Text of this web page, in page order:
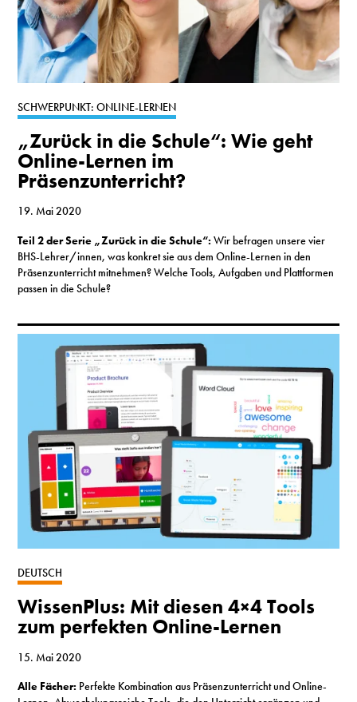
SCHWERPUNKT: ONLINE-LERNEN
„Zurück in die Schule“: Wie geht
Online-Lernen im
Präsenzunterricht?
19. Mai 2020
Teil 2 der Serie „Zurück in die Schule“: Wir befragen unsere vier
BHS-Lehrer/innen, was konkret sie aus dem Online-Lernen in den
Präsenzunterricht mitnehmen? Welche Tools, Aufgaben und Plattformen
passen in die Schule?
DEUTSCH
WissenPlus: Mit diesen 4×4 Tools
zum perfekten Online-Lernen
15. Mai 2020
Alle Fächer: Perfekte Kombination aus Präsenzunterricht und Online-